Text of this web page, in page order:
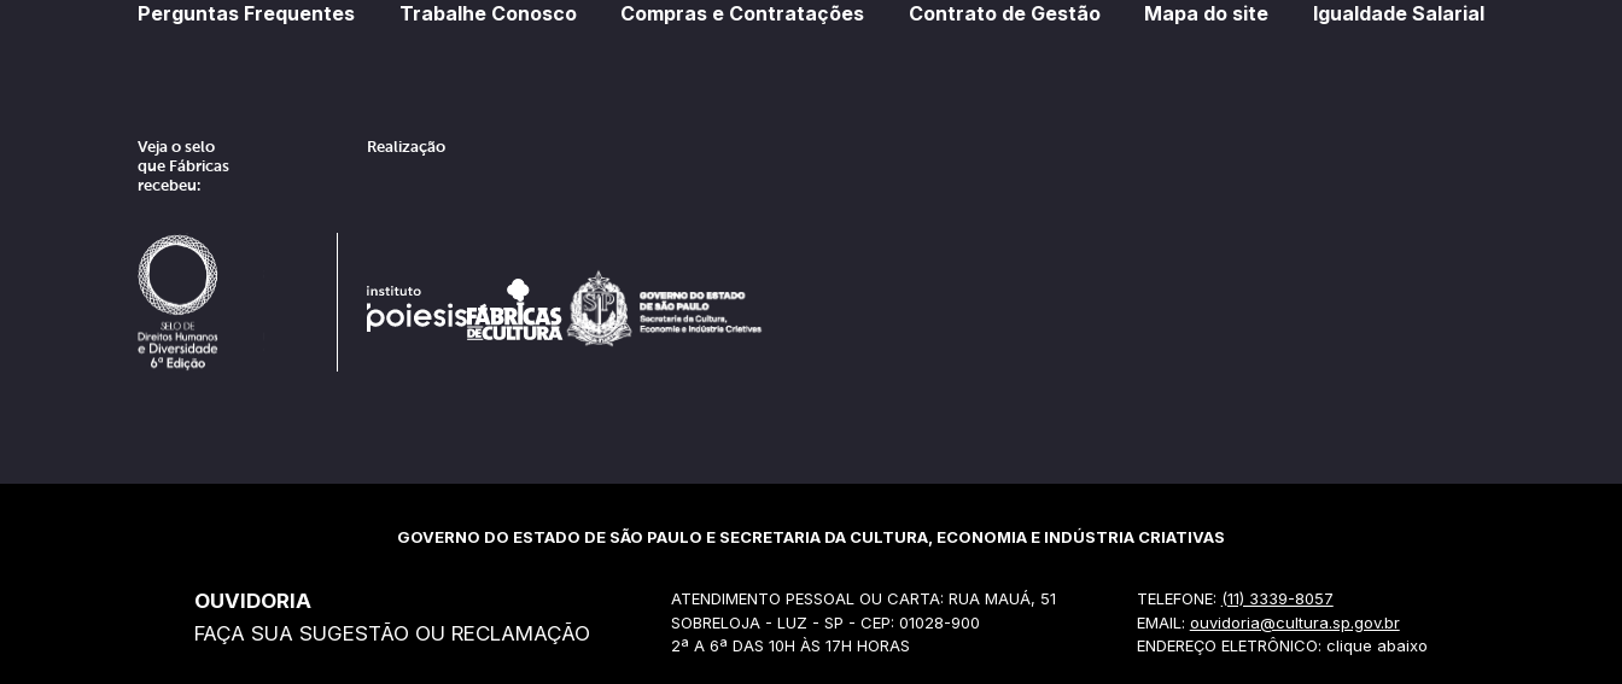
Perguntas Frequentes Trabalhe Conosco Compras e Contratações Contrato de Gestão Mapa do site Igualdade Salarial
Veja o selo
que Fábricas
recebeu:
Realização
GOVERNO DO ESTADO DE SÃO PAULO E SECRETARIA DA CULTURA, ECONOMIA E INDÚSTRIA CRIATIVAS
OUVIDORIA
FAÇA SUA SUGESTÃO OU RECLAMAÇÃO
ATENDIMENTO PESSOAL OU CARTA: RUA MAUÁ, 51
SOBRELOJA - LUZ - SP - CEP: 01028-900
2ª A 6ª DAS 10H ÀS 17H HORAS
TELEFONE: (11) 3339-8057
EMAIL: ouvidoria@cultura.sp.gov.br
ENDEREÇO ELETRÔNICO: clique abaixo